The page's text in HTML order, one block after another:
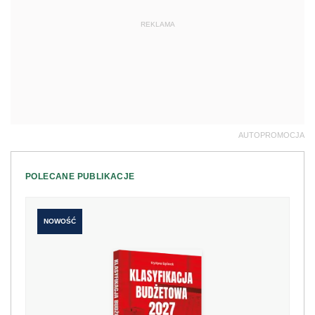
REKLAMA
AUTOPROMOCJA
POLECANE PUBLIKACJE
NOWOŚĆ